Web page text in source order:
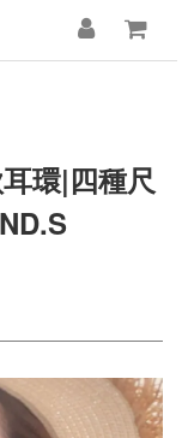
環|四種尺